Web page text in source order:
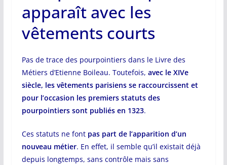
apparaît avec les
vêtements courts
Pas de trace des pourpointiers dans le Livre des
Métiers d’Etienne Boileau. Toutefois, avec le XIVe
siècle, les vêtements parisiens se raccourcissent et
pour l’occasion les premiers statuts des
pourpointiers sont publiés en 1323.
Ces statuts ne font pas part de l’apparition d’un
nouveau métier. En effet, il semble qu’il existait déjà
depuis longtemps, sans contrôle mais sans